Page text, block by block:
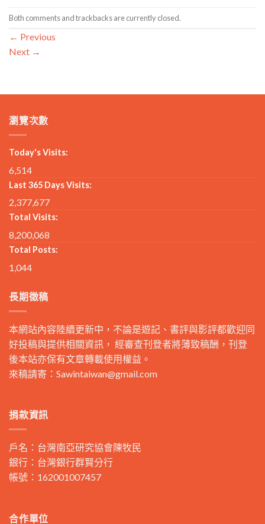
Both comments and trackbacks are currently closed.
← Previous
Next →
瀏覽次數
Today's Visits:
6,514
Last 365 Days Visits:
2,377,677
Total Visits:
8,200,068
Total Posts:
1,044
長期徵稿
本網站內容陸續更新中，不論是遊記、書評與影評都歡迎同
好投稿與提供相關資訊， 經審查刊登者將薄致稿酬，刊登
後本站亦保有文章轉載使用權益。
來稿請寄： Sawintaiwan@gmail.com
捐款資訊
戶名：台灣南亞研究協會陳牧民
銀行：台灣銀行群賢分行
帳號：162001007457
合作單位